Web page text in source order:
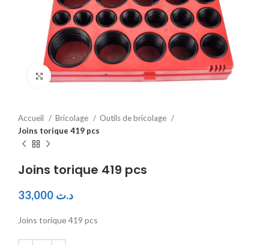
Click to enlarge
Accueil Bricolage
Outils de bricolage
Joins torique 419 pcs
Joins torique 419 pcs
د.ت
Joins torique 419 pcs